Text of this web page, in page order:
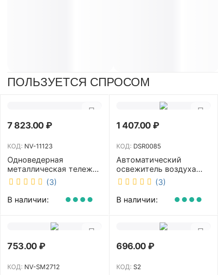
ПОЛЬЗУЕТСЯ СПРОСОМ
7 823.00₽
КОД: NV-11123
Одноведерная
металлическая тележка
с отжимом и корзинкой
под химию NV 23 л NV-
11123
(3)
В наличии:
1 407.00₽
КОД: DSR0085
Автоматический
освежитель воздуха
DISCOVER белый
DSR0085
(3)
В наличии:
753.00₽
КОД: NV-SM2712
696.00₽
КОД: S2